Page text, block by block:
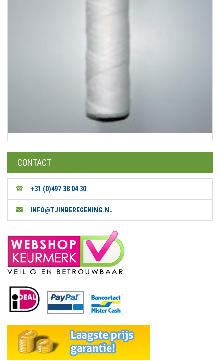
CONTACT
+31 (0)497 38 04 30
INFO@TUINBEREGENING.NL